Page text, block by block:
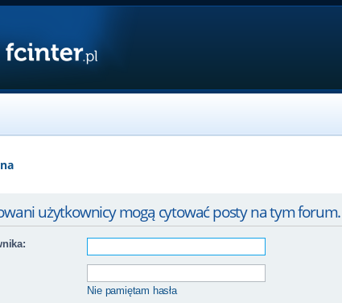
użytkownicy mogą cytować posty na tym forum.
Nie pamiętam hasła